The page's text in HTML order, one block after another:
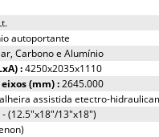
autoportante
Carbono e Alumínio
:4250x2035x1110
(mm) :2645.000
assistida etectro-
(12.5"x18"/13"x18")